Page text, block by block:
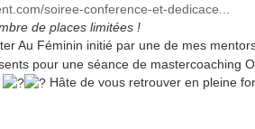
soiree-conference-et-dedicace...
de places limitées !
Au Féminin initié par une de mes
pour une séance de mastercoaching
Hâte de vous retrouver en pleine